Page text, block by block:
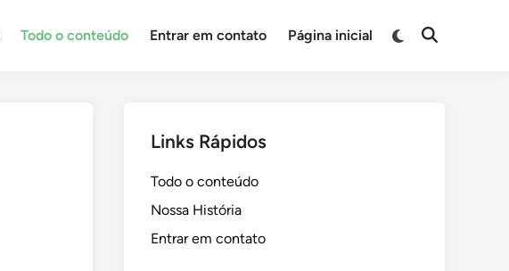
Todo o conteúdo Entrar em contato Página inicial
Switch
Open
Links Rápidos
Todo o conteúdo
Nossa História
Entrar em contato